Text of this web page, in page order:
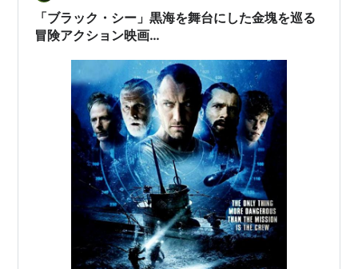
「ブラック・シー」黒海を舞台にした金塊を巡る
冒険アクション映画…